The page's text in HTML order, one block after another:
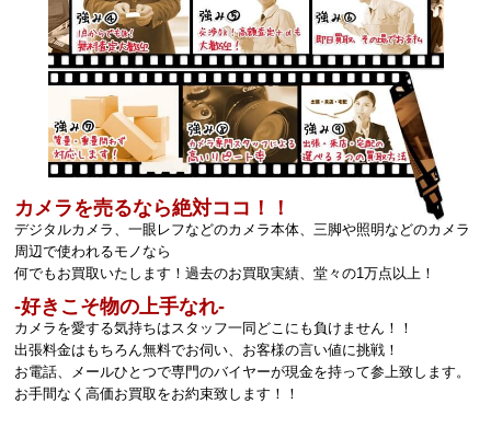
カメラを売るなら絶対ココ！！
デジタルカメラ、一眼レフなどのカメラ本体、三脚や照明などのカメラ
周辺で使われるモノなら
何でもお買取いたします！過去のお買取実績、堂々の1万点以上！
‐好きこそ物の上手なれ‐
カメラを愛する気持ちはスタッフ一同どこにも負けません！！
出張料金はもちろん無料でお伺い、お客様の言い値に挑戦！
お電話、メールひとつで専門のバイヤーが現金を持って参上致します。
お手間なく高価お買取をお約束致します！！